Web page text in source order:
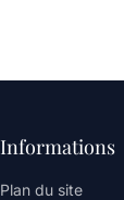
Informations
Plan du site